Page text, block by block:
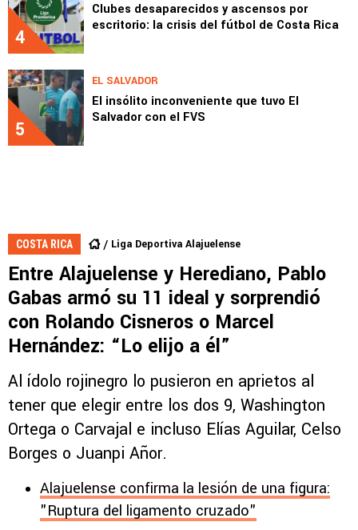
4
Clubes desaparecidos y ascensos por
escritorio: la crisis del fútbol de Costa Rica
5
EL SALVADOR
El insólito inconveniente que tuvo El
Salvador con el FVS
COSTA RICA Liga Deportiva Alajuelense
Entre Alajuelense y Herediano, Pablo
Gabas armó su 11 ideal y sorprendió
con Rolando Cisneros o Marcel
Hernández: “Lo elijo a él”
Al ídolo rojinegro lo pusieron en aprietos al
tener que elegir entre los dos 9, Washington
Ortega o Carvajal e incluso Elías Aguilar, Celso
Borges o Juanpi Añor.
Alajuelense confirma la lesión de una figura:
"Ruptura del ligamento cruzado"